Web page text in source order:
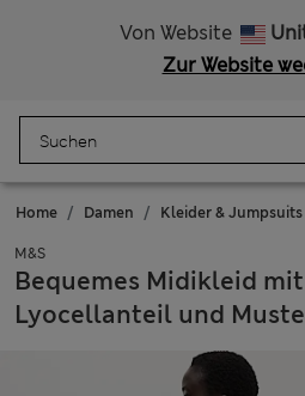
Von Website
Zur Website
Home Damen Kleider & Jumpsuits
M&S
Bequemes Midikleid
Lyocellanteil und